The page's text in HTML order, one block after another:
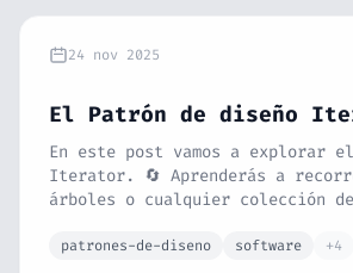
24 nov 2025
El Patrón de diseño
En este post vamos a explorar
Iterator. 🔄 Aprenderás a
árboles o cualquier colección
analogía del mando a distancia
patrones-de-diseno software +4